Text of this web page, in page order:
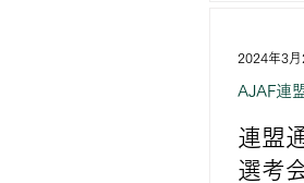
連盟
選考
AJAF連
2024年3月